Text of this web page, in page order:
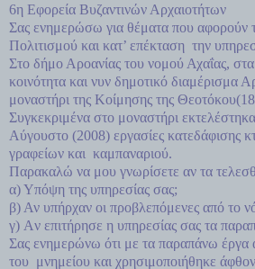
6η Εφορεία Βυζαντινών Αρχαιοτήτων
Σας ενημερώσω για θέματα που αφορούν
Πολιτισμού και κατ’ επέκταση την
Στο δήμο Αροανίας του νομού Αχαΐας,
κοινότητα και νυν δημοτικό διαμέρισμα
μοναστήρι της Κοίμησης της
Συγκεκριμένα στο μοναστήρι
Αύγουστο (2008) εργασίες κατεδάφισης
γραφείων και καμπαναριού.
Παρακαλώ να μου γνωρίσετε αν τα
α) Υπόψη της υπηρεσίας σας;
β) Αν υπήρχαν οι προβλεπόμενες από το
γ) Aν επιτήρησε η υπηρεσίας σας τα
Σας ενημερώνω ότι με τα παραπάνω έργα
του μνημείου και χρησιμοποιήθηκε